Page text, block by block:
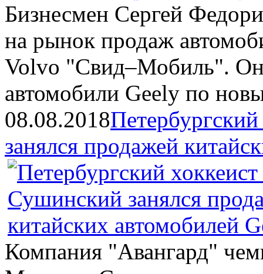
Бизнесмен Сергей
на рынок продаж
Volvo "Свид–Мобиль". Он
автомобили Geely по
08.08.2018
занялся продажей
Компания "Авангард"